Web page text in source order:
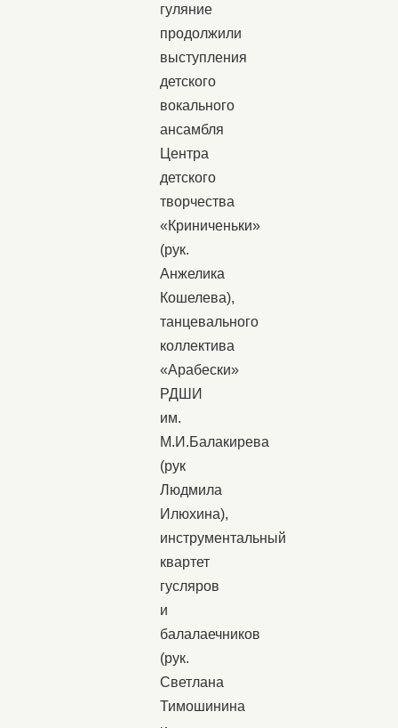
гуляние
продолжили
выступления
детского
вокального
ансамбля
Центра
детского
творчества
«Криниченьки»
(рук.
Анжелика
Кошелева),
танцевального
коллектива
«Арабески»
РДШИ
им.
М.И.Балакирева
(рук
Людмила
Илюхина),
инструментальный
квартет
гусляров
и
балалаечников
(рук.
Светлана
Тимошинина